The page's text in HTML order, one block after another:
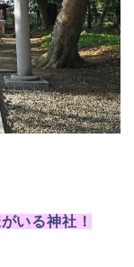
いる神社！